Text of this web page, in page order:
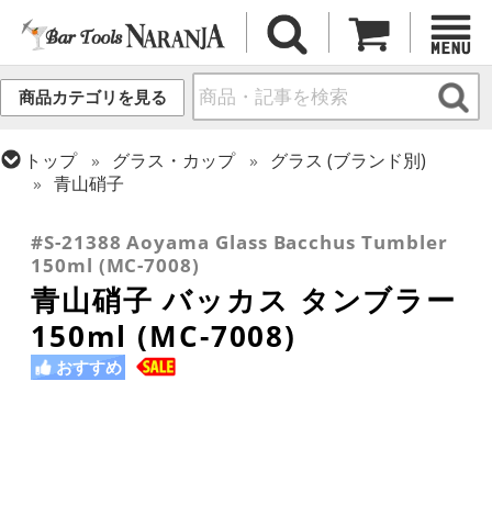
商品カテゴリを見る
トップ グラス・カップ
グラス (ブランド別)
青山硝子
タンブラー
#S-21388 Aoyama Glass Bacchus Tumbler
150ml (MC-7008)
青山硝子 バッカス タンブラー
150ml (MC-7008)
おすすめ